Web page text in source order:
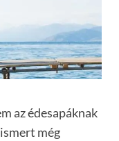
az édesapáknak
még